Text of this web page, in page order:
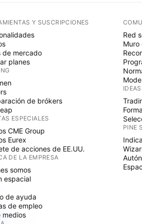
Y SUSCRIPCIONES
de mercado
planes
de brókers
ESPECIALES
CME Group
Eurex
de acciones de EE.UU.
DE LA EMPRESA
somos
espacial
de ayuda
de empleo
medios
Red
Muro
IDEAS
PINE